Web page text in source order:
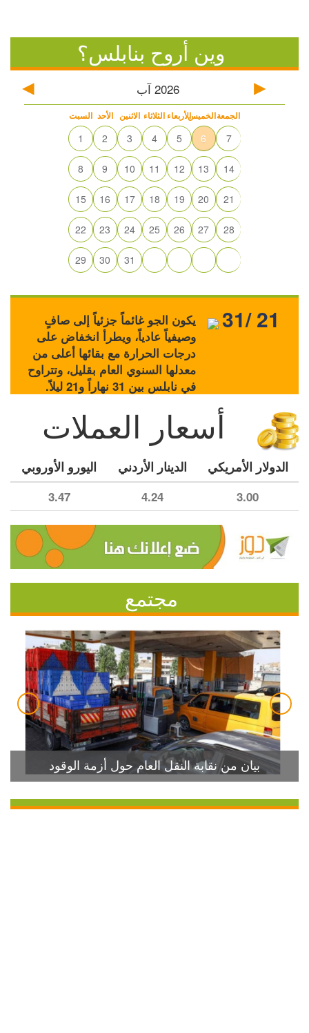
وين أروح بنابلس؟
2026 آب
السبت الأحد الاثنين الثلاثاء الأربعاءالخميسالجمعة
1 2 3 4 5 6 7
8 9 10 11 12 13 14
15 16 17 18 19 20 21
22 23 24 25 26 27 28
29 30 31
يكون الجو غائماً جزئياً إلى صافٍ
وصيفياً عادياً، ويطرأ انخفاض على
درجات الحرارة مع بقائها أعلى من
معدلها السنوي العام بقليل، وتتراوح
في نابلس بين 31 نهاراً و21 ليلاً.
31/ 21
أسعار العملات
الدولار الأمريكي الدينار الأردني اليورو الأوروبي
3.00
4.24
3.47
مجتمع
بيان من نقابة النقل العام حول أزمة الوقود